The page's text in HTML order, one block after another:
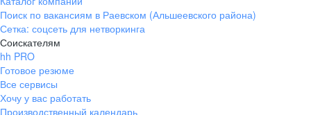
Поиск по вакансиям в Раевском (Альшеевского района)
Сетка: соцсеть для нетворкинга
Соискателям
hh PRO
Готовое резюме
Все сервисы
Хочу у вас работать
Производственный календарь